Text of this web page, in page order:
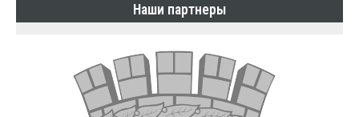
Наши партнеры